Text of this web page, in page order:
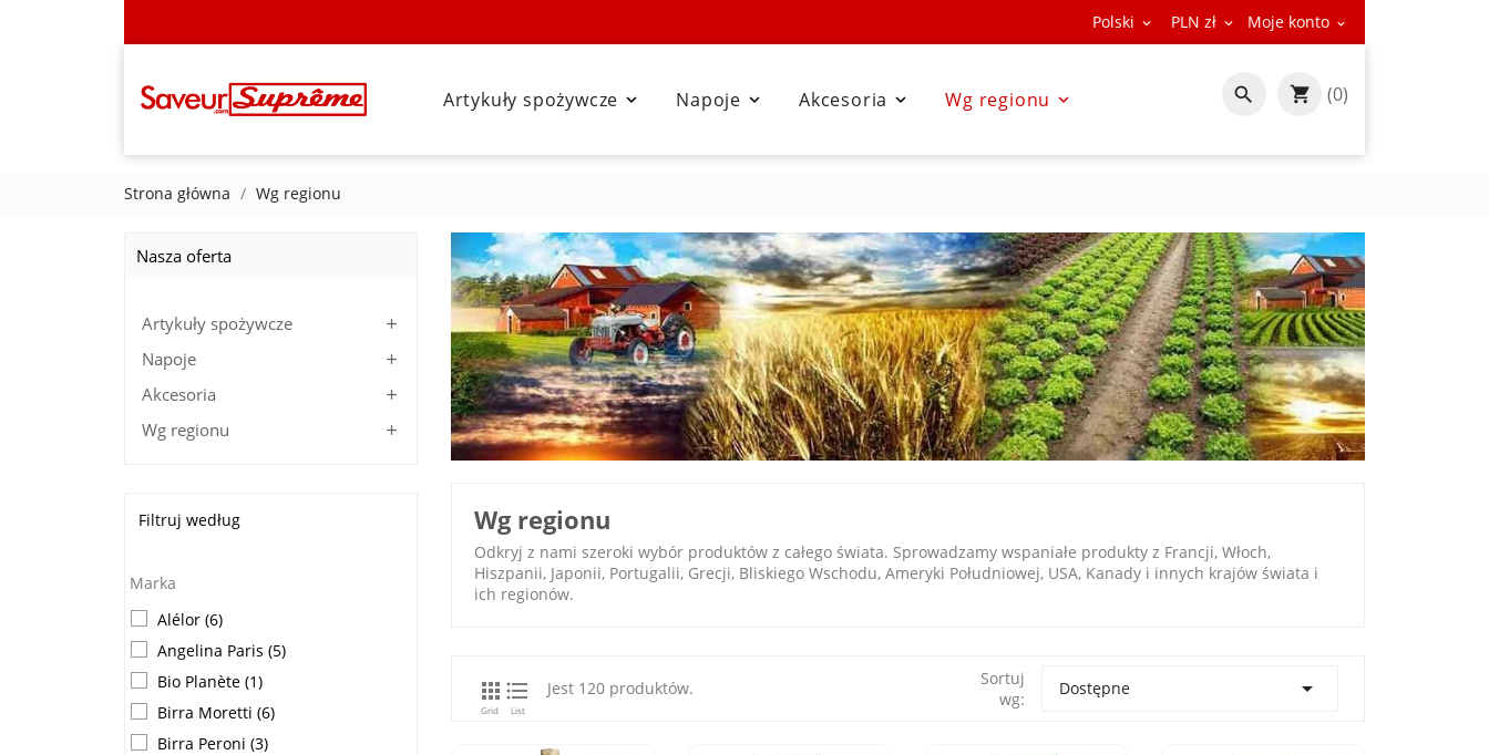
Polski  PLN zł  Moje konto 

Artykuły spożywcze 
Napoje 
Akcesoria 
Wg regionu  (0)
Strona główna Wg regionu
Nasza oferta
Artykuły spożywcze 
Napoje 
Akcesoria 
Wg regionu 
Filtruj według
Marka
Alélor (6)
Angelina Paris (5)
Bio Planète (1)
Birra Moretti (6)
Birra Peroni (3)
Wg regionu
Odkryj z nami szeroki wybór produktów z całego świata. Sprowadzamy wspaniałe produkty z Francji, Włoch,
Hiszpanii, Japonii, Portugalii, Grecji, Bliskiego Wschodu, Ameryki Południowej, USA, Kanady i innych krajów świata i
ich regionów.

Grid

List
Jest 120 produktów.
Sortuj
wg:
Dostępne 